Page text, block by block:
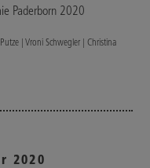
Paderborn 2020
| Vroni Schwegler | Christina
2020